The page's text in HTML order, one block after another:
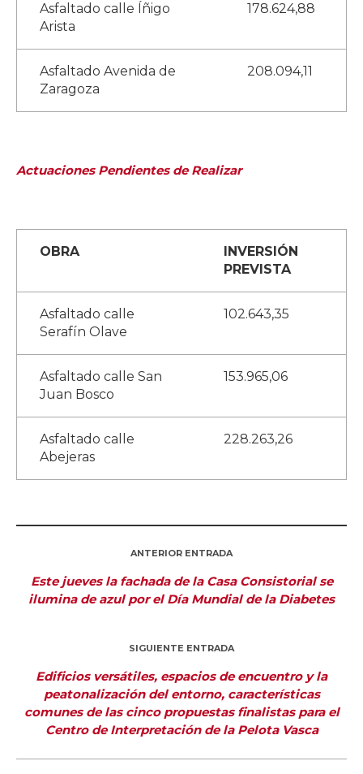
Asfaltado calle Íñigo
Arista
178.624,88
Asfaltado Avenida de
Zaragoza
208.094,11
Actuaciones Pendientes de Realizar
OBRA
INVERSIÓN
PREVISTA
Asfaltado calle
Serafín Olave
102.643,35
Asfaltado calle San
Juan Bosco
153.965,06
Asfaltado calle
Abejeras
228.263,26
ANTERIOR ENTRADA
Este jueves la fachada de la Casa Consistorial se
ilumina de azul por el Día Mundial de la Diabetes
SIGUIENTE ENTRADA
Edificios versátiles, espacios de encuentro y la
peatonalización del entorno, características
comunes de las cinco propuestas finalistas para el
Centro de Interpretación de la Pelota Vasca